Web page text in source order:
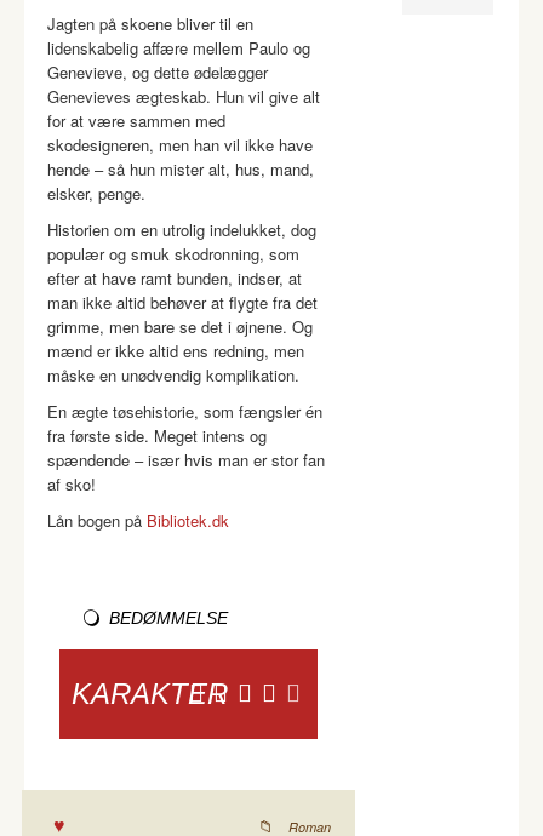
Jagten på skoene bliver til en
lidenskabelig affære mellem Paulo og
Genevieve, og dette ødelægger
Genevieves ægteskab. Hun vil give alt
for at være sammen med
skodesigneren, men han vil ikke have
hende – så hun mister alt, hus, mand,
elsker, penge.
Historien om en utrolig indelukket, dog
populær og smuk skodronning, som
efter at have ramt bunden, indser, at
man ikke altid behøver at flygte fra det
grimme, men bare se det i øjnene. Og
mænd er ikke altid ens redning, men
måske en unødvendig komplikation.
En ægte tøsehistorie, som fængsler én
fra første side. Meget intens og
spændende – især hvis man er stor fan
af sko!
Lån bogen på Bibliotek.dk
BEDØMMELSE
KARAKTER
Roman